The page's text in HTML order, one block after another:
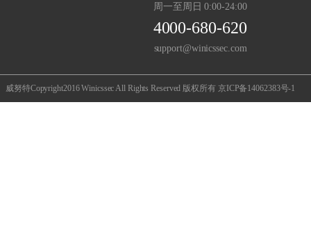
周一至周日 0:00-24:00
4000-680-620
support@winicssec.com
威努特Copyright2016 Winicssec All Rights Reserved 版权所有 京ICP备14062383号-1